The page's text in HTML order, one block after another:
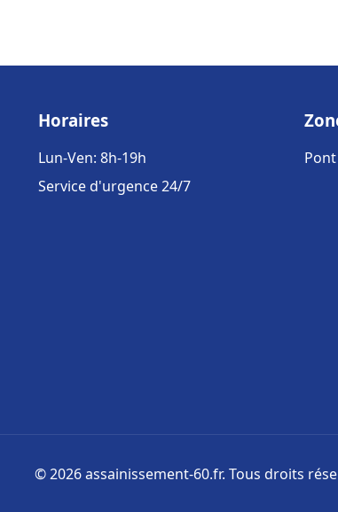
Horaires
Lun-Ven: 8h-19h
Service d'urgence 24/7
© 2026 assainissement-60.fr. Tous droits